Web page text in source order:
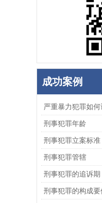
成功案例
严重暴力犯罪如何
刑事犯罪年龄
刑事犯罪立案标准
刑事犯罪管辖
刑事犯罪的追诉期
刑事犯罪的构成要